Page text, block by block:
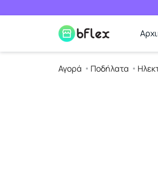
Αγορά Ποδήλατα